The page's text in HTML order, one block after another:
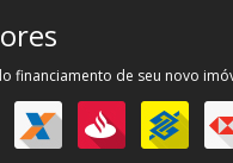
financiamento de seu novo